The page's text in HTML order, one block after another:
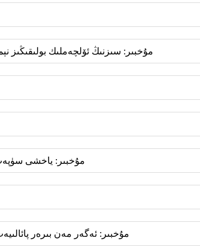
مۇخبىر: سىزنىڭ ئۆلچەملىك بولىقىڭىز
مۇخبىر: ياخشى
مۇخبىر: ئەگەر مەن بىرەر